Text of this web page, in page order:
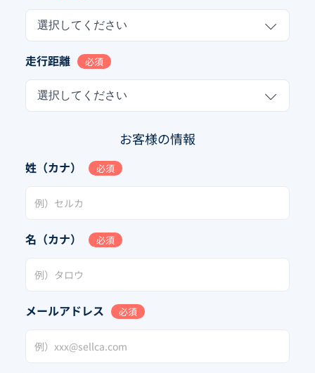
選択してください
走行距離 必須
選択してください
お客様の情報
姓（カナ） 必須
名（カナ） 必須
メールアドレス 必須